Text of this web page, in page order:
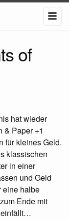
of
hat wieder
& Paper +1
für kleines Geld.
klassischen
in einer
und Geld
eine halbe
Ende mit
einfällt…